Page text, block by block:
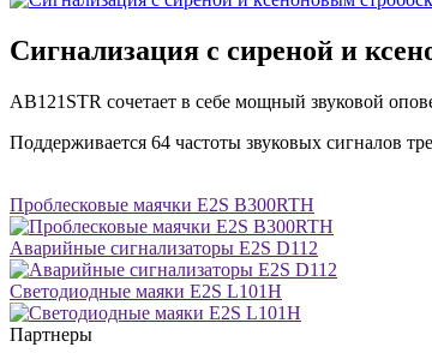
Сигнализация с сиреной и
AB121STR сочетает в себе мощный звуковой
Поддерживается 64 частоты звуковых сигналов
Проблесковые маячки E2S B300RTH
Аварийные сигнализаторы E2S D112
Светодиодные маяки E2S L101H
Партнеры